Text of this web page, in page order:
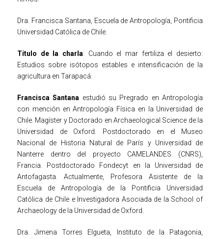
Dra. Francisca Santana, Escuela de Antropología, Pontificia
Universidad Católica de Chile.
Título de la charla: Cuando el mar fertiliza el desierto:
Estudios sobre isótopos estables e intensificación de la
agricultura en Tarapacá.
Francisca Santana estudió su Pregrado en Antropología
con mención en Antropología Física en la Universidad de
Chile. Magíster y Doctorado en Archaeological Science de la
Universidad de Oxford. Postdoctorado en el Museo
Nacional de Historia Natural de París y Universidad de
Nanterre dentro del proyecto CAMELANDES (CNRS),
Francia. Postdoctorado Fondecyt en la Universidad de
Antofagasta. Actualmente, Profesora Asistente de la
Escuela de Antropología de la Pontificia Universidad
Católica de Chile e Investigadora Asociada de la School of
Archaeology de la Universidad de Oxford.
Dra. Jimena Torres Elgueta, Instituto de la Patagonia,